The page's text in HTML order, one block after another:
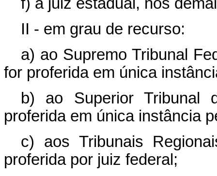
II - em grau de recurso:
a) ao Supremo Tribunal
for proferida em única
b) ao Superior Tribunal
proferida em única instância
c) aos Tribunais
proferida por juiz federal;